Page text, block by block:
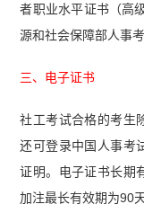
者职业水平证书（高
源和社会保障部人事考
三、电子证书
社工考试合格的考生
还可登录中国人事考
证明。电子证书长期
加注最长有效期为90天